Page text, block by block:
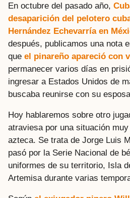
En octubre del pasado año,
desaparición del pelotero
Hernández Echevarría en
después, publicamos una nota
que el pinareño apareció con
permanecer varios días en
ingresar a Estados Unidos de
buscaba reunirse con su
Hoy hablaremos sobre otro
atraviesa por una situación
azteca. Se trata de Jorge Luis
pasó por la Serie Nacional de
uniformes de su territorio, Isla
Artemisa durante varias